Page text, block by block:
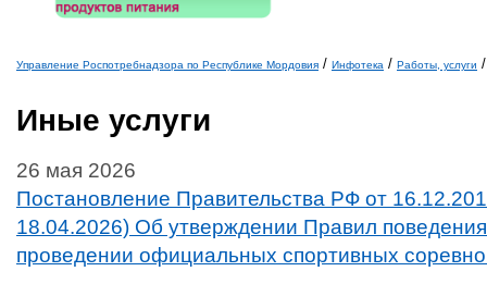
Управление Роспотребнадзора по Республике Мордовия / Инфотека / Работы, услуги /
Иные услуги
26 мая 2026
Постановление Правительства РФ от
18.04.2026) Об утверждении Правил
проведении официальных спортивных